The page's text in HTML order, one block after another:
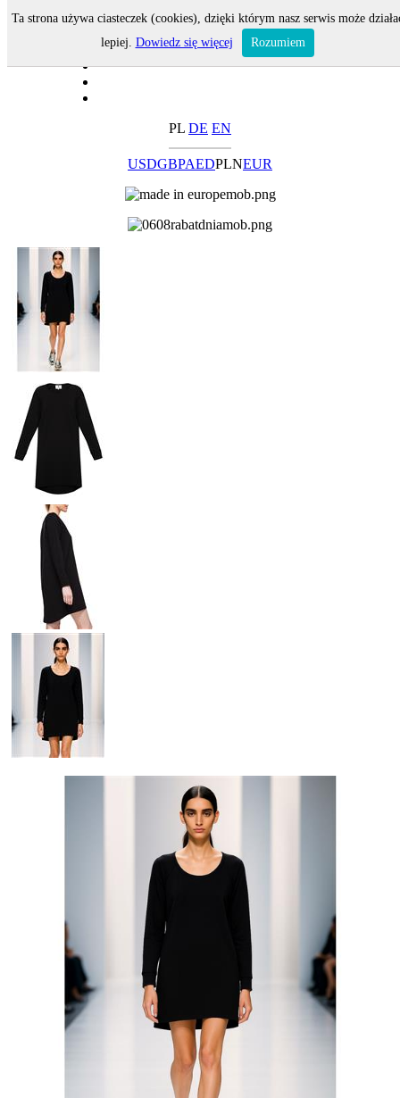
PL DE EN
USDGBPAEDPLNEUR
Ta strona używa ciasteczek (cookies), dzięki którym nasz serwis może
lepiej. Dowiedz się więcej Rozumiem